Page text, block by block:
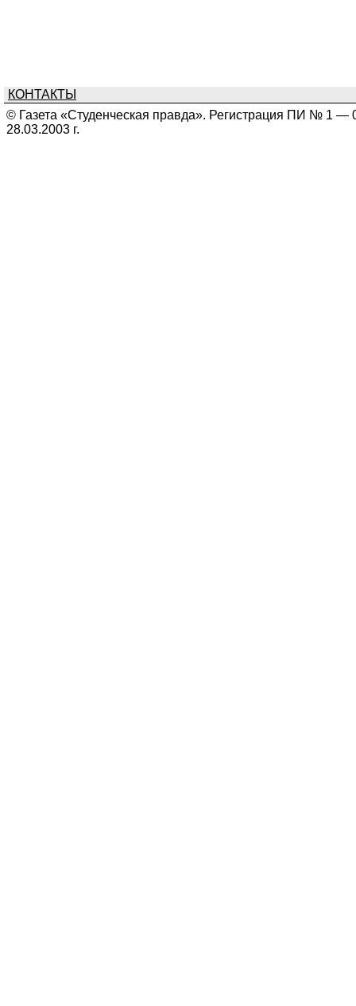
КОНТАКТЫ
© Газета «Студенческая правда». Регистрация ПИ № 1 —
28.03.2003 г.